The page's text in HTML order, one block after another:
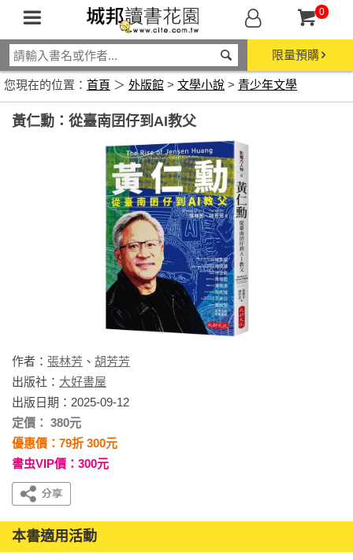
0
限量預購
您現在的位置： 首頁 ＞ 外版館 > 文學小說 > 青少年文學
黃仁勳：從臺南囝仔到AI教父
作者： 張林芳 、 胡芳芳
出版社： 大好書屋
出版日期：2025-09-12
定價： 380元
優惠價：79折 300元
書虫VIP價：300元
本書適用活動